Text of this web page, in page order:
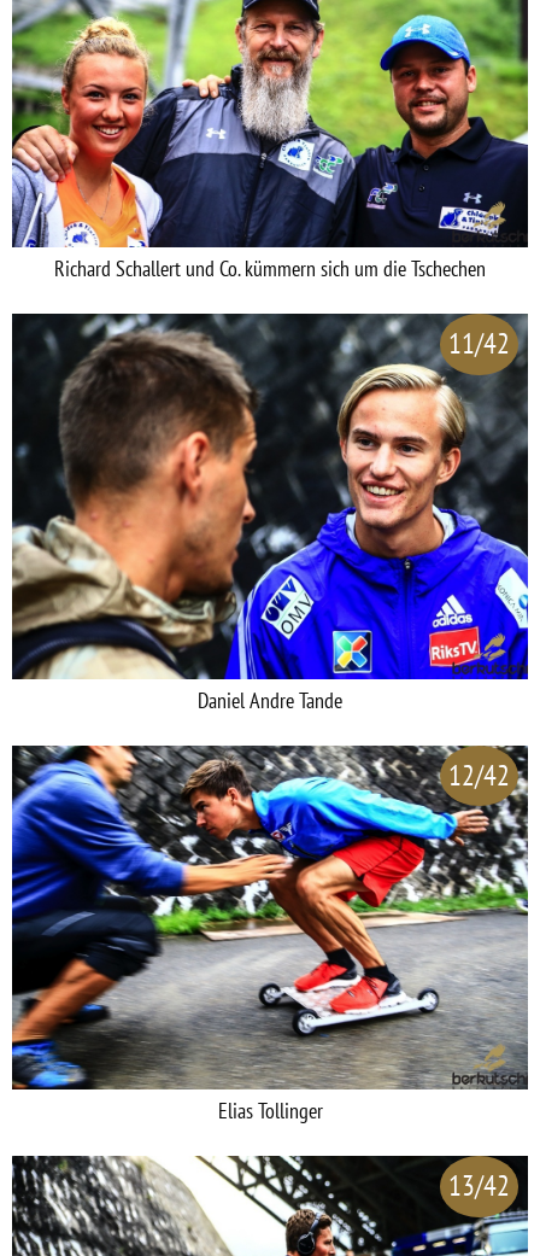
Richard Schallert und Co. kümmern sich um die Tschechen
11/42
Daniel Andre Tande
12/42
Elias Tollinger
13/42